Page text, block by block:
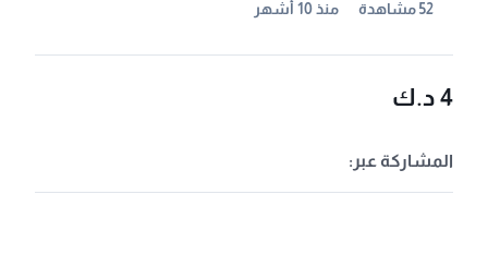
52 مشاهدة منذ 10 أشهر
4 د.ك
المشاركة عبر: